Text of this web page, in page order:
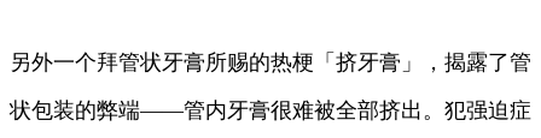
另外一个拜管状牙膏所赐的热梗「挤牙膏」，揭露了管
状包装的弊端——管内牙膏很难被全部挤出。犯强迫症